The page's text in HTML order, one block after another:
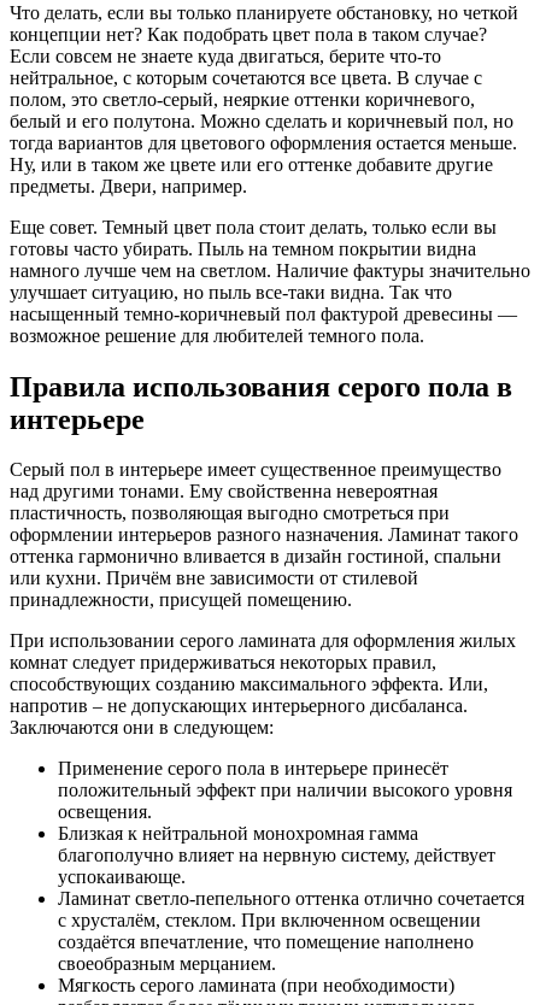
Что делать, если вы только планируете обстановку, но четкой
концепции нет? Как подобрать цвет пола в таком случае?
Если совсем не знаете куда двигаться, берите что-то
нейтральное, с которым сочетаются все цвета. В случае с
полом, это светло-серый, неяркие оттенки коричневого,
белый и его полутона. Можно сделать и коричневый пол, но
тогда вариантов для цветового оформления остается меньше.
Ну, или в таком же цвете или его оттенке добавите другие
предметы. Двери, например.
Еще совет. Темный цвет пола стоит делать, только если вы
готовы часто убирать. Пыль на темном покрытии видна
намного лучше чем на светлом. Наличие фактуры значительно
улучшает ситуацию, но пыль все-таки видна. Так что
насыщенный темно-коричневый пол фактурой древесины —
возможное решение для любителей темного пола.
Правила использования серого пола в
интерьере
Серый пол в интерьере имеет существенное преимущество
над другими тонами. Ему свойственна невероятная
пластичность, позволяющая выгодно смотреться при
оформлении интерьеров разного назначения. Ламинат такого
оттенка гармонично вливается в дизайн гостиной, спальни
или кухни. Причём вне зависимости от стилевой
принадлежности, присущей помещению.
При использовании серого ламината для оформления жилых
комнат следует придерживаться некоторых правил,
способствующих созданию максимального эффекта. Или,
напротив – не допускающих интерьерного дисбаланса.
Заключаются они в следующем:
Применение серого пола в интерьере принесёт
положительный эффект при наличии высокого уровня
освещения.
Близкая к нейтральной монохромная гамма
благополучно влияет на нервную систему, действует
успокаивающе.
Ламинат светло-пепельного оттенка отлично сочетается
с хрусталём, стеклом. При включенном освещении
создаётся впечатление, что помещение наполнено
своеобразным мерцанием.
Мягкость серого ламината (при необходимости)